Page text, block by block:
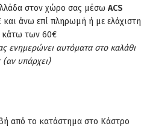
στον χώρο σας μέσω ACS
και άνω επί πληρωμή ή με ελάχιστη
κάτω των 60€
ενημερώνει αυτόματα στο καλάθι
υπάρχει)
από το κατάστημα στο Κάστρο